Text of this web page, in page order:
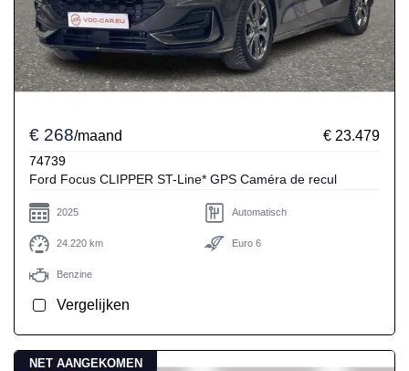
€ 268/maand € 23.479
74739
Ford Focus CLIPPER ST-Line* GPS Caméra de recul
2025 Automatisch
24.220 km Euro 6
Benzine
Vergelijken
NET AANGEKOMEN